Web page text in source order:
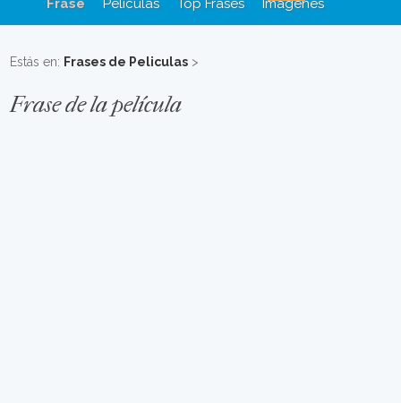
Frase
Películas Top Frases Imágenes
Estás en: Frases de Peliculas >
Frase de la película